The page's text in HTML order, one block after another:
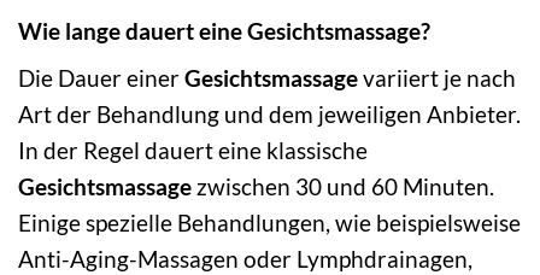
Wie lange dauert eine Gesichtsmassage?
Die Dauer einerGesichtsmassagevariiert je nach
Art der Behandlung und dem jeweiligen Anbieter.
In der Regel dauert eine klassische
Gesichtsmassage zwischen 30 und 60 Minuten.
Einige spezielle Behandlungen, wie beispielsweise
Anti-Aging-Massagen oder Lymphdrainagen,